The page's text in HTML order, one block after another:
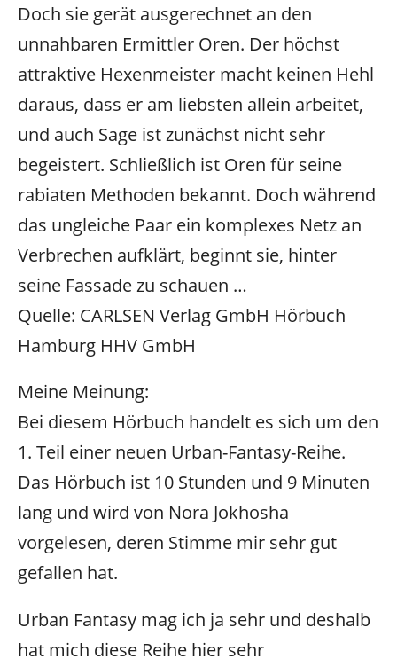
Doch sie gerät ausgerechnet an den
unnahbaren Ermittler Oren. Der höchst
attraktive Hexenmeister macht keinen Hehl
daraus, dass er am liebsten allein arbeitet,
und auch Sage ist zunächst nicht sehr
begeistert. Schließlich ist Oren für seine
rabiaten Methoden bekannt. Doch während
das ungleiche Paar ein komplexes Netz an
Verbrechen aufklärt, beginnt sie, hinter
seine Fassade zu schauen …
Quelle: CARLSEN Verlag GmbH Hörbuch
Hamburg HHV GmbH
Meine Meinung:
Bei diesem Hörbuch handelt es sich um den
1. Teil einer neuen Urban-Fantasy-Reihe.
Das Hörbuch ist 10 Stunden und 9 Minuten
lang und wird von Nora Jokhosha
vorgelesen, deren Stimme mir sehr gut
gefallen hat.
Urban Fantasy mag ich ja sehr und deshalb
hat mich diese Reihe hier sehr